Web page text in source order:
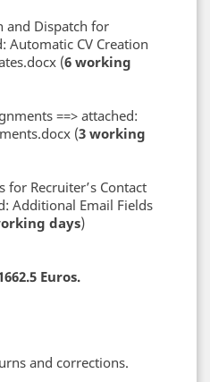
and Dispatch for
Automatic CV Creation
(6 working
==> attached:
(3 working
for Recruiter’s Contact
Additional Email Fields
days)
Euros.
and corrections.